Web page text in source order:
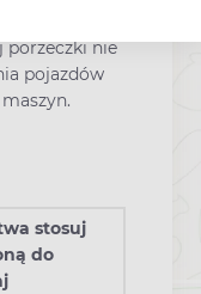
porzeczki nie
pojazdów
stosuj
do